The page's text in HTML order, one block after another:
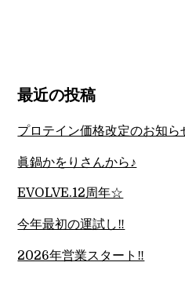
最近の投稿
プロテイン価格改定のお知ら
眞鍋かをりさんから♪
EVOLVE.12周年☆
今年最初の運試し‼︎
2026年営業スタート‼︎